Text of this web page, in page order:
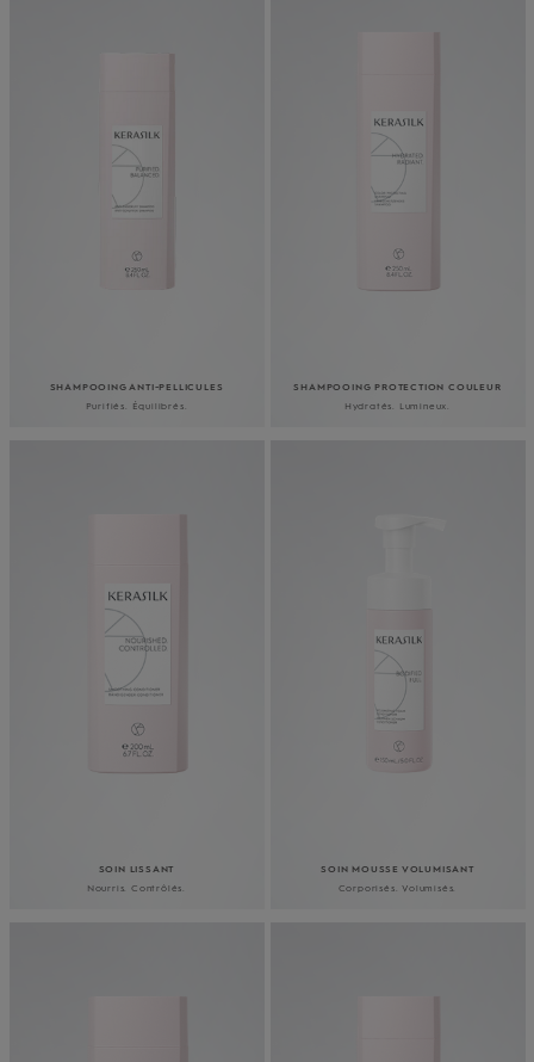
SHAMPOOING ANTI-PELLICULES
Purifiés. Équilibrés.
SHAMPOOING PROTECTION COULEUR
Hydratés. Lumineux.
SOIN LISSANT
Nourris. Contrôlés.
SOIN MOUSSE VOLUMISANT
Corporisés. Volumisés.